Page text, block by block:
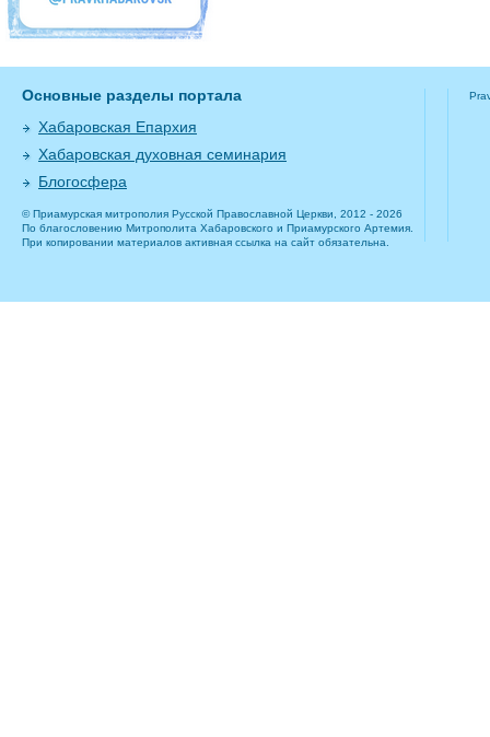
Основные разделы портала
Хабаровская Епархия
Хабаровская духовная семинария
Блогосфера
© Приамурская митрополия Русской Православной Церкви, 2012 - 2026
По благословению Митрополита Хабаровского и Приамурского Артемия.
При копировании материалов активная ссылка на сайт обязательна.